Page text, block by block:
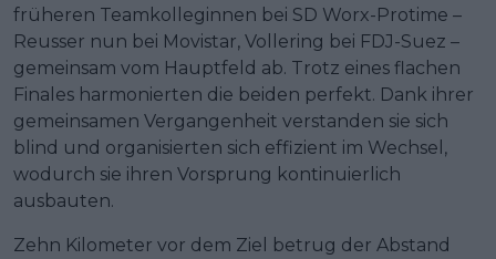
früheren Teamkolleginnen bei SD Worx-Protime –
Reusser nun bei Movistar, Vollering bei FDJ-Suez –
gemeinsam vom Hauptfeld ab. Trotz eines flachen
Finales harmonierten die beiden perfekt. Dank ihrer
gemeinsamen Vergangenheit verstanden sie sich
blind und organisierten sich effizient im Wechsel,
wodurch sie ihren Vorsprung kontinuierlich
ausbauten.
Zehn Kilometer vor dem Ziel betrug der Abstand